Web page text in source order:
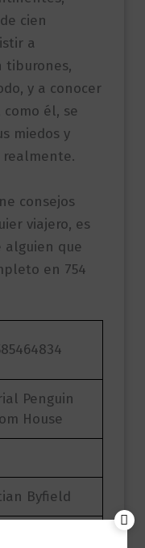
cien
a
tiburones,
y a conocer
él, se
miedos y
realmente.
consejos
viajero, es
que
en 754
Penguin
House
Byfield